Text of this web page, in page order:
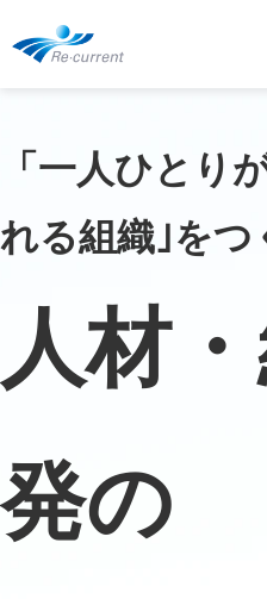
私たち
導
セ
会
採
「一人ひとり
れる組織｣をつ
人材
発の